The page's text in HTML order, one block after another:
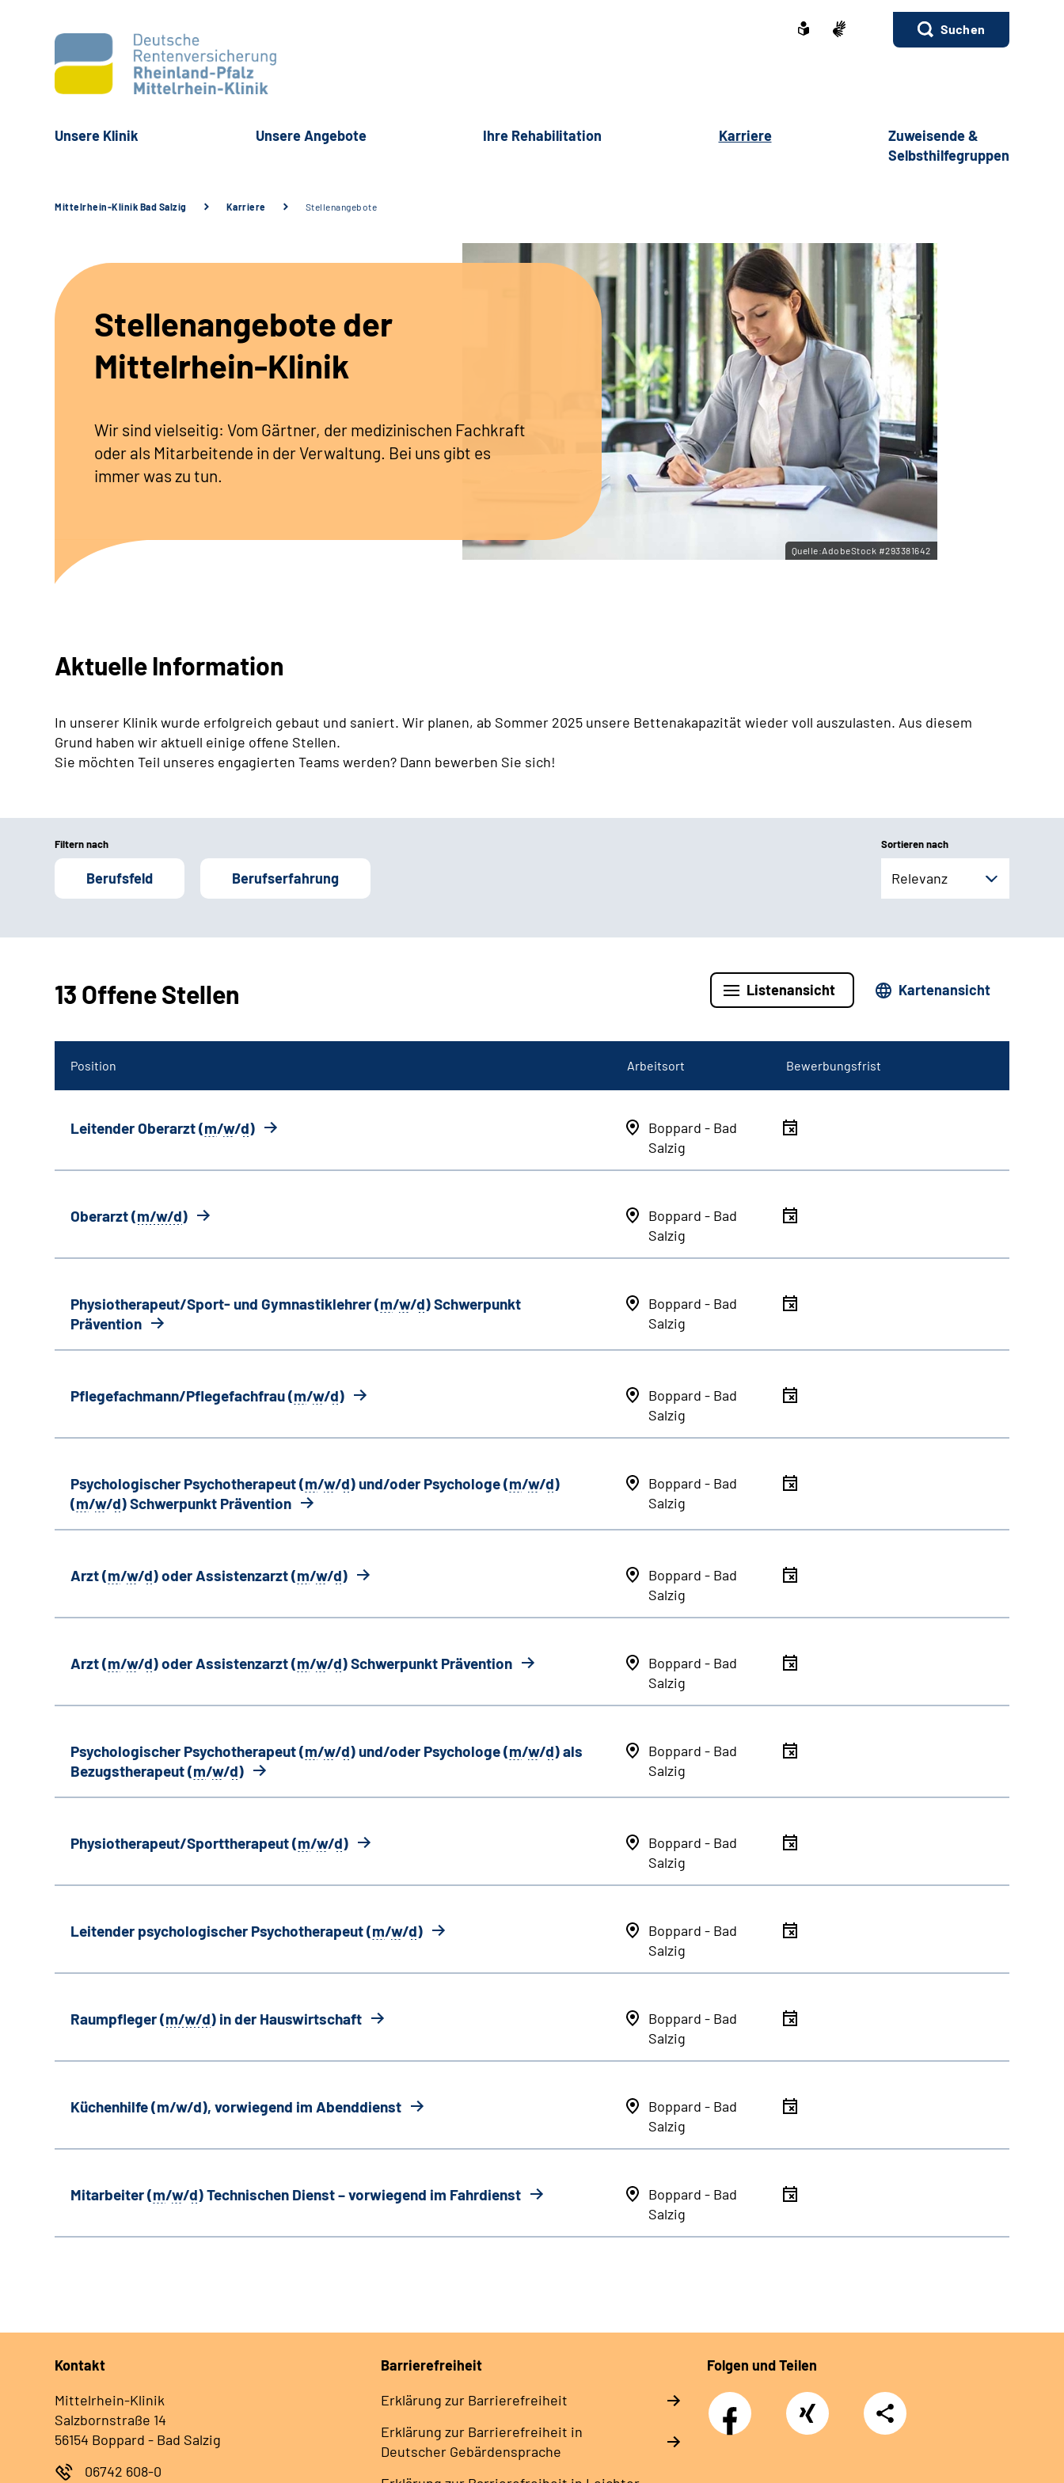
Suchen
Unsere Klinik Unsere Angebote Ihre Rehabilitation Karriere
Zuweisende &
Selbsthilfegruppen
Mittelrhein-Klinik Bad Salzig Karriere Stellenangebote
Stellenangebote der
Mittelrhein-Klinik
Wir sind vielseitig: Vom Gärtner, der medizinischen Fachkraft
oder als Mitarbeitende in der Verwaltung. Bei uns gibt es
immer was zu tun.
Quelle:AdobeStock #293381642
Aktuelle Information
In unserer Klinik wurde erfolgreich gebaut und saniert. Wir planen, ab Sommer 2025 unsere Bettenakapazität wieder voll auszulasten. Aus diesem
Grund haben wir aktuell einige offene Stellen.
Sie möchten Teil unseres engagierten Teams werden? Dann bewerben Sie sich!
Filtern nach
Berufsfeld Berufserfahrung
Sortieren nach
Relevanz
13 Offene Stellen Listenansicht Kartenansicht
Position Arbeitsort Bewerbungsfrist
Leitender Oberarzt (m/w/d)
Boppard - Bad
Salzig
Oberarzt (m/w/d)
Boppard - Bad
Salzig
Physiotherapeut/Sport- und Gymnastiklehrer (m/w/d) Schwerpunkt
Prävention
Boppard - Bad
Salzig
Pflegefachmann/Pflegefachfrau (m/w/d)
Boppard - Bad
Salzig
Psychologischer Psychotherapeut (m/w/d) und/oder Psychologe (m/w/d)
(m/w/d) Schwerpunkt Prävention
Boppard - Bad
Salzig
Arzt (m/w/d) oder Assistenzarzt (m/w/d)
Boppard - Bad
Salzig
Arzt (m/w/d) oder Assistenzarzt (m/w/d) Schwerpunkt Prävention
Boppard - Bad
Salzig
Psychologischer Psychotherapeut (m/w/d) und/oder Psychologe (m/w/d) als
Bezugstherapeut (m/w/d)
Boppard - Bad
Salzig
Physiotherapeut/Sporttherapeut (m/w/d)
Boppard - Bad
Salzig
Leitender psychologischer Psychotherapeut (m/w/d)
Boppard - Bad
Salzig
Raumpfleger (m/w/d) in der Hauswirtschaft
Boppard - Bad
Salzig
Küchenhilfe (m/w/d), vorwiegend im Abenddienst
Boppard - Bad
Salzig
Mitarbeiter (m/w/d) Technischen Dienst – vorwiegend im Fahrdienst
Boppard - Bad
Salzig
Kontakt
Mittelrhein-Klinik
Salzbornstraße 14
56154 Boppard - Bad Salzig
06742 608-0
Barrierefreiheit
Erklärung zur Barrierefreiheit
Erklärung zur Barrierefreiheit in
Deutscher Gebärdensprache
Folgen und Teilen
Facebook Xing
Teilen